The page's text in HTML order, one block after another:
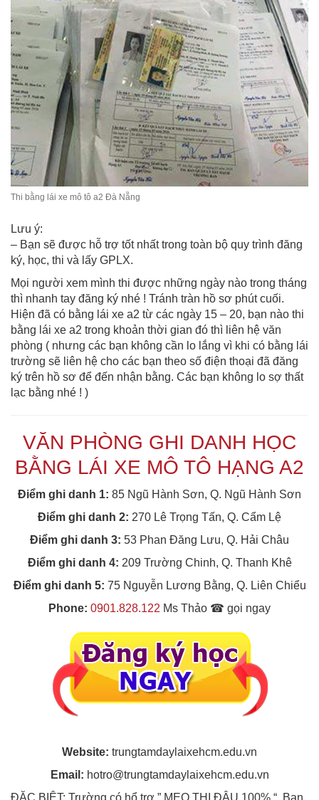
Thi bằng lái xe mô tô a2 Đà Nẵng
Lưu ý:
– Bạn sẽ được hỗ trợ tốt nhất trong toàn bộ quy trình đăng
ký, học, thi và lấy GPLX.
Mọi người xem mình thi được những ngày nào trong tháng
thì nhanh tay đăng ký nhé ! Tránh tràn hồ sơ phút cuối.
Hiện đã có bằng lái xe a2 từ các ngày 15 – 20, bạn nào thi
bằng lái xe a2 trong khoản thời gian đó thì liên hệ văn
phòng ( nhưng các bạn không cần lo lắng vì khi có bằng lái
trường sẽ liên hệ cho các bạn theo số điện thoại đã đăng
ký trên hồ sơ để đến nhận bằng. Các bạn không lo sợ thất
lạc bằng nhé ! )
VĂN PHÒNG GHI DANH HỌC
BẰNG LÁI XE MÔ TÔ HẠNG A2
Điểm ghi danh 1: 85 Ngũ Hành Sơn, Q. Ngũ Hành Sơn
Điểm ghi danh 2: 270 Lê Trọng Tấn, Q. Cẩm Lệ
Điểm ghi danh 3: 53 Phan Đăng Lưu, Q. Hải Châu
Điểm ghi danh 4: 209 Trường Chinh, Q. Thanh Khê
Điểm ghi danh 5: 75 Nguyễn Lương Bằng, Q. Liên Chiểu
Phone: 0901.828.122 Ms Thảo ☎ gọi ngay
Website: trungtamdaylaixehcm.edu.vn
Email: hotro@trungtamdaylaixehcm.edu.vn
ĐẶC BIỆT: Trường có hổ trợ ” MẸO THI ĐẬU 100% “. Bạn